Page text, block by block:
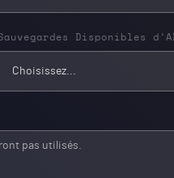
Disponibles